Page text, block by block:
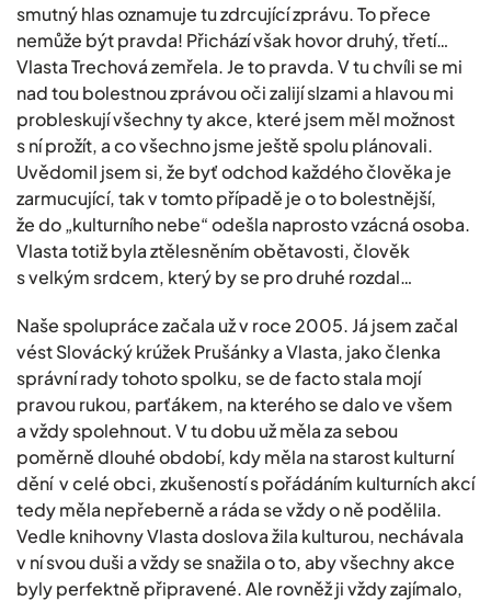
smutný hlas oznamuje tu zdrcující zprávu. To přece
nemůže být pravda! Přichází však hovor druhý, třetí…
Vlasta Trechová zemřela. Je to pravda. V tu chvíli se mi
nad tou bolestnou zprávou oči zalijí slzami a hlavou mi
probleskují všechny ty akce, které jsem měl možnost
s ní prožít, a co všechno jsme ještě spolu plánovali.
Uvědomil jsem si, že byť odchod každého člověka je
zarmucující, tak v tomto případě je o to bolestnější,
že do „kulturního nebe“ odešla naprosto vzácná osoba.
Vlasta totiž byla ztělesněním obětavosti, člověk
s velkým srdcem, který by se pro druhé rozdal…
Naše spolupráce začala už v roce 2005. Já jsem začal
vést Slovácký krúžek Prušánky a Vlasta, jako členka
správní rady tohoto spolku, se de facto stala mojí
pravou rukou, parťákem, na kterého se dalo ve všem
a vždy spolehnout. V tu dobu už měla za sebou
poměrně dlouhé období, kdy měla na starost kulturní
dění v celé obci, zkušeností s pořádáním kulturních akcí
tedy měla nepřeberně a ráda se vždy o ně podělila.
Vedle knihovny Vlasta doslova žila kulturou, nechávala
v ní svou duši a vždy se snažila o to, aby všechny akce
byly perfektně připravené. Ale rovněž ji vždy zajímalo,